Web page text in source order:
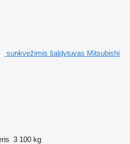
sunkvežimis šaldytuvas Mitsubishi
3 100 kg